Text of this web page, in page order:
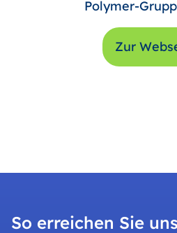
Polymer-
Zur
So erreichen Sie uns